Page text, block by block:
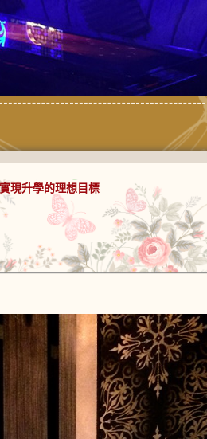
現升學的理想目標